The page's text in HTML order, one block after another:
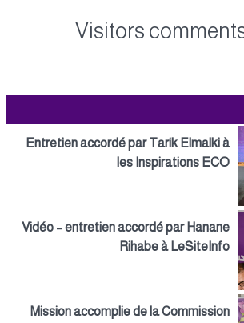
Visitors
Entretien accordé par Tarik Elmalki à
les Inspirations ECO
Vidéo – entretien accordé par Hanane
Rihabe à LeSiteInfo
Mission accomplie de la Commission